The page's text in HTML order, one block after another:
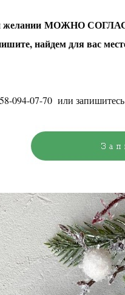
желании МОЖНО
найдем для вас
094-07-70 или